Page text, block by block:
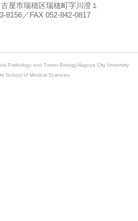
屋市瑞穂区瑞穂町字川澄１
8156／FAX 052-842-0817
Pathology and Tumor Biology,Nagoya City University
School of Medical Sciences